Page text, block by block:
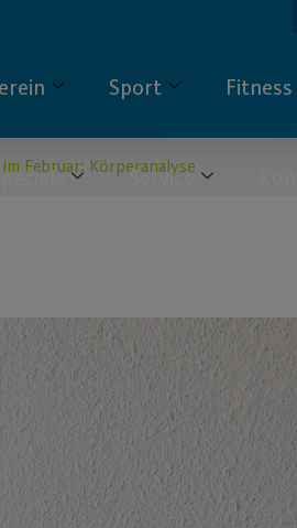
Sport Fitness
Service
Februar: Körperanalyse